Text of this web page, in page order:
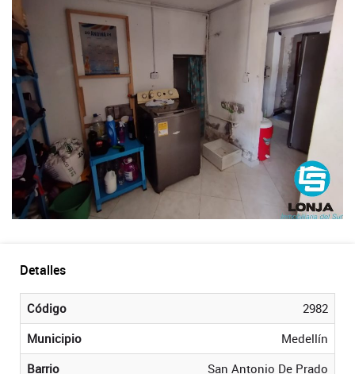
Detalles
Código
2982
Municipio
Medellín
Barrio
San Antonio De Prado